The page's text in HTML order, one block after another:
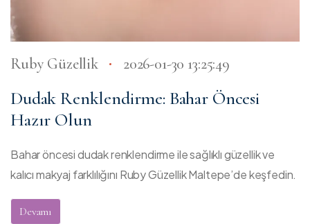
Ruby Güzellik 2026-01-30 13:25:49
Dudak Renklendirme: Bahar Öncesi
Hazır Olun
Bahar öncesi dudak renklendirme ile sağlıklı güzellik ve
kalıcı makyaj farklılığını Ruby Güzellik Maltepe’de keşfedin.
Devamı